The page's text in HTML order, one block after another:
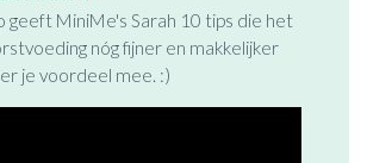
geeft MiniMe's Sarah 10 tips die het
nóg fijner en makkelijker
je voordeel mee. :)